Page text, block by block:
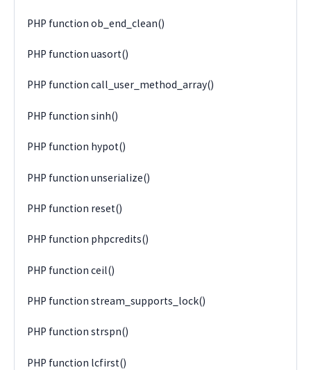
PHP function ob_end_clean()
PHP function uasort()
PHP function call_user_method_array()
PHP function sinh()
PHP function hypot()
PHP function unserialize()
PHP function reset()
PHP function phpcredits()
PHP function ceil()
PHP function stream_supports_lock()
PHP function strspn()
PHP function lcfirst()